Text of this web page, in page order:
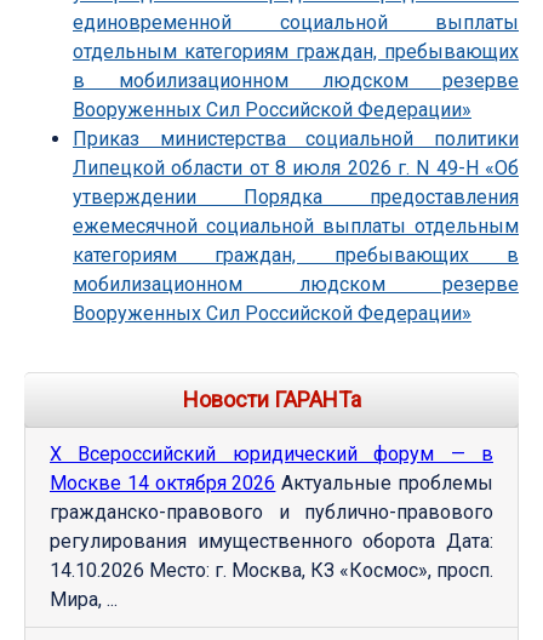
единовременной социальной выплаты
отдельным категориям граждан, пребывающих
в мобилизационном людском резерве
Вооруженных Сил Российской Федерации»
Приказ министерства социальной политики
Липецкой области от 8 июля 2026 г. N 49-Н «Об
утверждении Порядка предоставления
ежемесячной социальной выплаты отдельным
категориям граждан, пребывающих в
мобилизационном людском резерве
Вооруженных Сил Российской Федерации»
Новости ГАРАНТа
Х Всероссийский юридический форум — в
Москве 14 октября 2026 Актуальные проблемы
гражданско-правового и публично-правового
регулирования имущественного оборота Дата:
14.10.2026 Место: г. Москва, КЗ «Космос», просп.
Мира, ...